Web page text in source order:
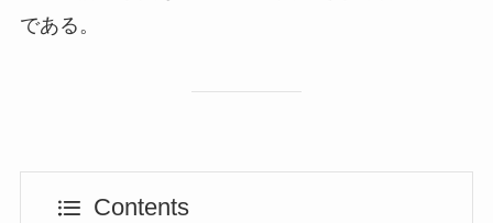
である。
Contents